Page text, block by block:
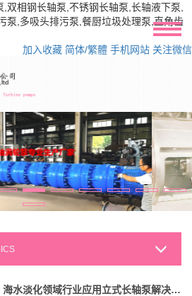
双相钢长轴泵,不锈钢长轴泵,长轴液下泵,
泵,多吸头排污泵,餐厨垃圾处理泵,直角齿
加入收藏 简体/繁體 手机网站 关注微信
海水淡化领域行业应用立式长轴泵解决方案